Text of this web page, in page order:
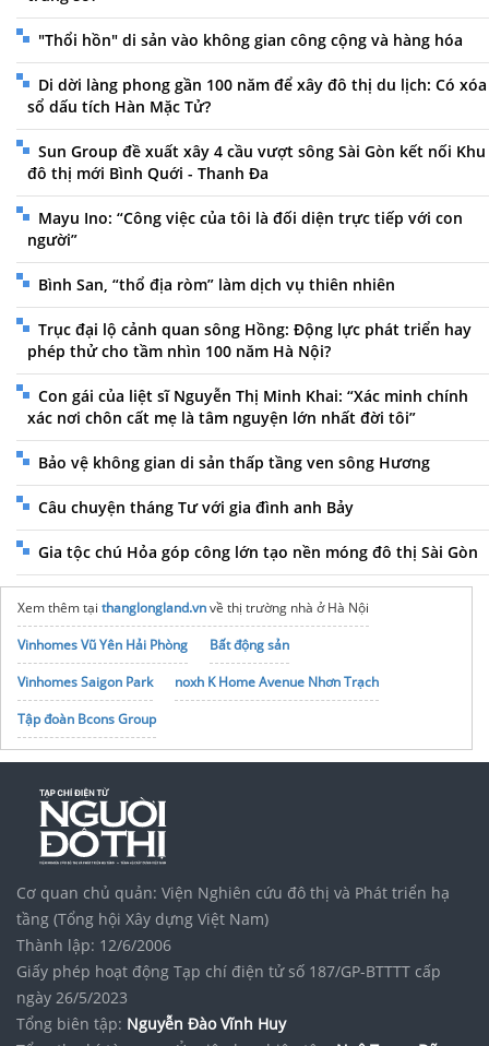
"Thổi hồn" di sản vào không gian công cộng và hàng hóa
Di dời làng phong gần 100 năm để xây đô thị du lịch: Có xóa
sổ dấu tích Hàn Mặc Tử?
Sun Group đề xuất xây 4 cầu vượt sông Sài Gòn kết nối Khu
đô thị mới Bình Quới - Thanh Đa
Mayu Ino: “Công việc của tôi là đối diện trực tiếp với con
người”
Bình San, “thổ địa ròm” làm dịch vụ thiên nhiên
Trục đại lộ cảnh quan sông Hồng: Động lực phát triển hay
phép thử cho tầm nhìn 100 năm Hà Nội?
Con gái của liệt sĩ Nguyễn Thị Minh Khai: “Xác minh chính
xác nơi chôn cất mẹ là tâm nguyện lớn nhất đời tôi”
Bảo vệ không gian di sản thấp tầng ven sông Hương
Câu chuyện tháng Tư với gia đình anh Bảy
Gia tộc chú Hỏa góp công lớn tạo nền móng đô thị Sài Gòn
Xem thêm tại thanglongland.vnvề thị trường nhà ở Hà Nội
Vinhomes Vũ Yên Hải Phòng
Bất động sản
Vinhomes Saigon Park
noxh K Home Avenue Nhơn Trạch
Tập đoàn Bcons Group
Cơ quan chủ quản: Viện Nghiên cứu đô thị và Phát triển hạ
tầng (Tổng hội Xây dựng Việt Nam)
Thành lập: 12/6/2006
Giấy phép hoạt động Tạp chí điện tử số 187/GP-BTTTT cấp
ngày 26/5/2023
Tổng biên tập: Nguyễn Đào Vĩnh Huy